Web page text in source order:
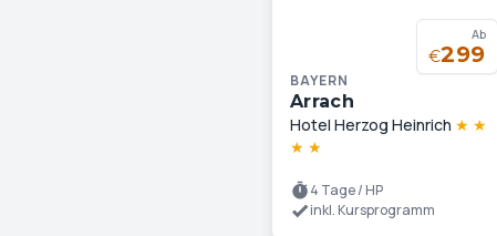
Ab
€299
BAYERN
Arrach
Hotel Herzog Heinrich ★ ★
★ ★
4 Tage / HP
inkl. Kursprogramm